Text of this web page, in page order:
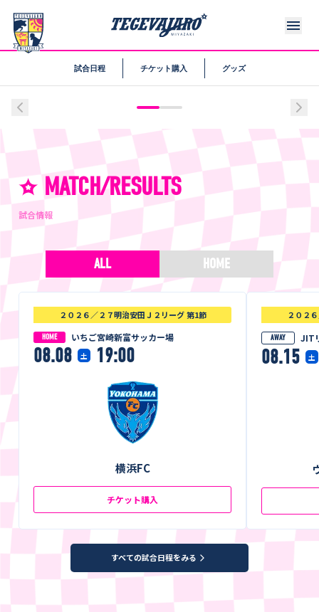
試合日程 チケット購入 グッズ
MATCH/RESULTS
試合情報
ALL HOME
２０２６／２７明治安田Ｊ２リーグ 第1節
HOME いちご宮崎新富サッカー場
08.08 土 19:00
横浜FC
チケット購入
２０２
AWAY JIT
08.15 土
すべての試合日程をみる